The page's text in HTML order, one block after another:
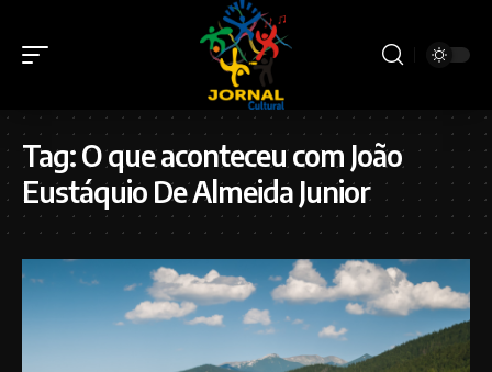
Tag:O que aconteceu com João
Eustáquio De Almeida Junior